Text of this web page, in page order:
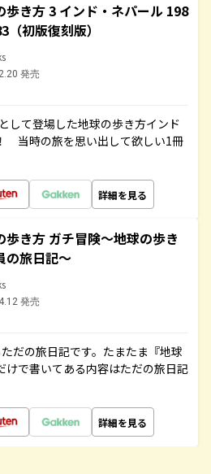
歩き方 3 インド・ネパール 198
（初版復刻版）
発売
して登場した地球の歩き方インド
当時の旅を思い出して欲しい1冊
詳細を見る
歩き方 ガチ冒険～地球の歩き
の旅日記～
発売
だの旅日記です。たまたま『地球
けで書いてある内容はただの旅日記
詳細を見る